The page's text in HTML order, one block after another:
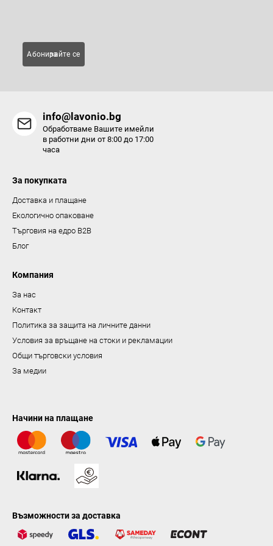
а
Абонирайте се за
info@lavonio.bg
Обработваме Вашите имейли
в работни дни от 8:00 до 17:00
часа
За покупката
Доставка и плащане
Екологично опаковане
Търговия на едро B2B
Блог
Компания
За нас
Контакт
Политика за защита на личните данни
Условия за връщане на стоки и рекламации
Общи търговски условия
За медии
Начини на плащане
Възможности за доставка